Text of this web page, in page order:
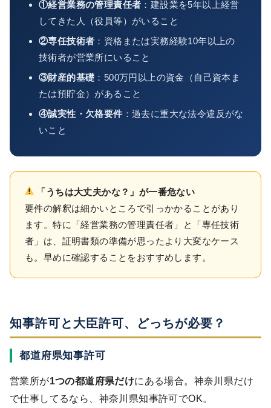
①経営業務の管理責任者 ：建設業を5年以上経営
してきた人（役員等）がいること
②専任技術者 ：資格または実務経験10年以上の
技術者が営業所にいること
③財産的基礎 ：500万円以上の資金（自己資本ま
たは預貯金）があること
④誠実性・欠格要件 ：過去に重大な法令違反がな
いこと
「うちは大丈夫かな？」が一番危ない
要件の解釈は細かいところで引っかかることがあり
ます。特に「経営業務の管理責任者」と「専任技術
者」は、証明書類の準備が思ったより大変なケース
も。早めに確認することをおすすめします。
知事許可と大臣許可、どっちが必要？
都道府県知事許可
営業所が1つの都道府県だけにある場合。神奈川県だけ
で仕事してるなら、神奈川県知事許可でOK。